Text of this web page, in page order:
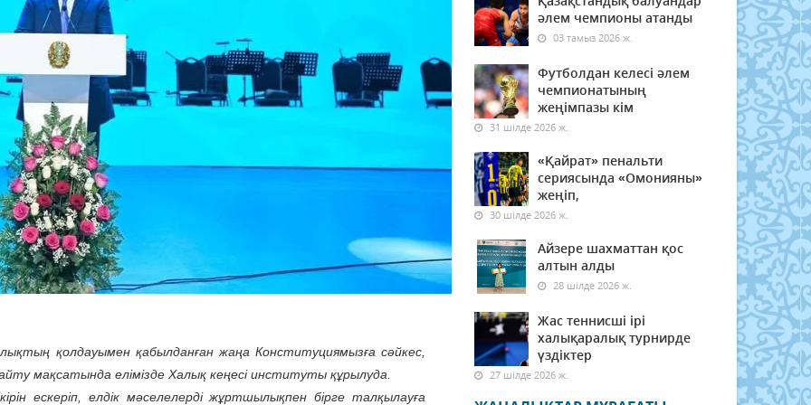
қолдауымен қабылданған жаңа Конституциямызға сәйкес,
мақсатында елімізде Халық кеңесі институты құрылуда.
ескеріп, елдік мәселелерді жұртшылықпен бірге талқылауға
әлем чемпионы атанды
03 тамыз 2026 ж.
Футболдан келесі әлем
чемпионатының
жеңімпазы кім
31 шілде 2026 ж.
«Қайрат» пенальти
сериясында «Омонияны»
жеңіп,
30 шілде 2026 ж.
Айзере шахматтан қос
алтын алды
28 шілде 2026 ж.
Жас теннисші ірі
халықаралық турнирде
үздіктер
27 шілде 2026 ж.